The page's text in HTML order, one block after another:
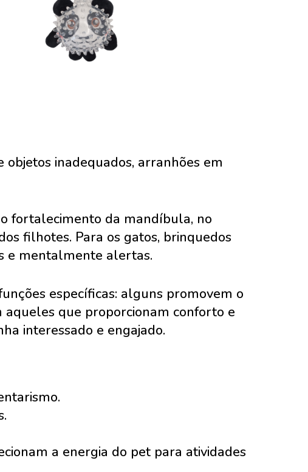
inadequados, arranhões em
fortalecimento da mandíbula, no
filhotes. Para os gatos, brinquedos
e mentalmente alertas.
específicas: alguns promovem o
aqueles que proporcionam conforto e
interessado e engajado.
a energia do pet para atividades